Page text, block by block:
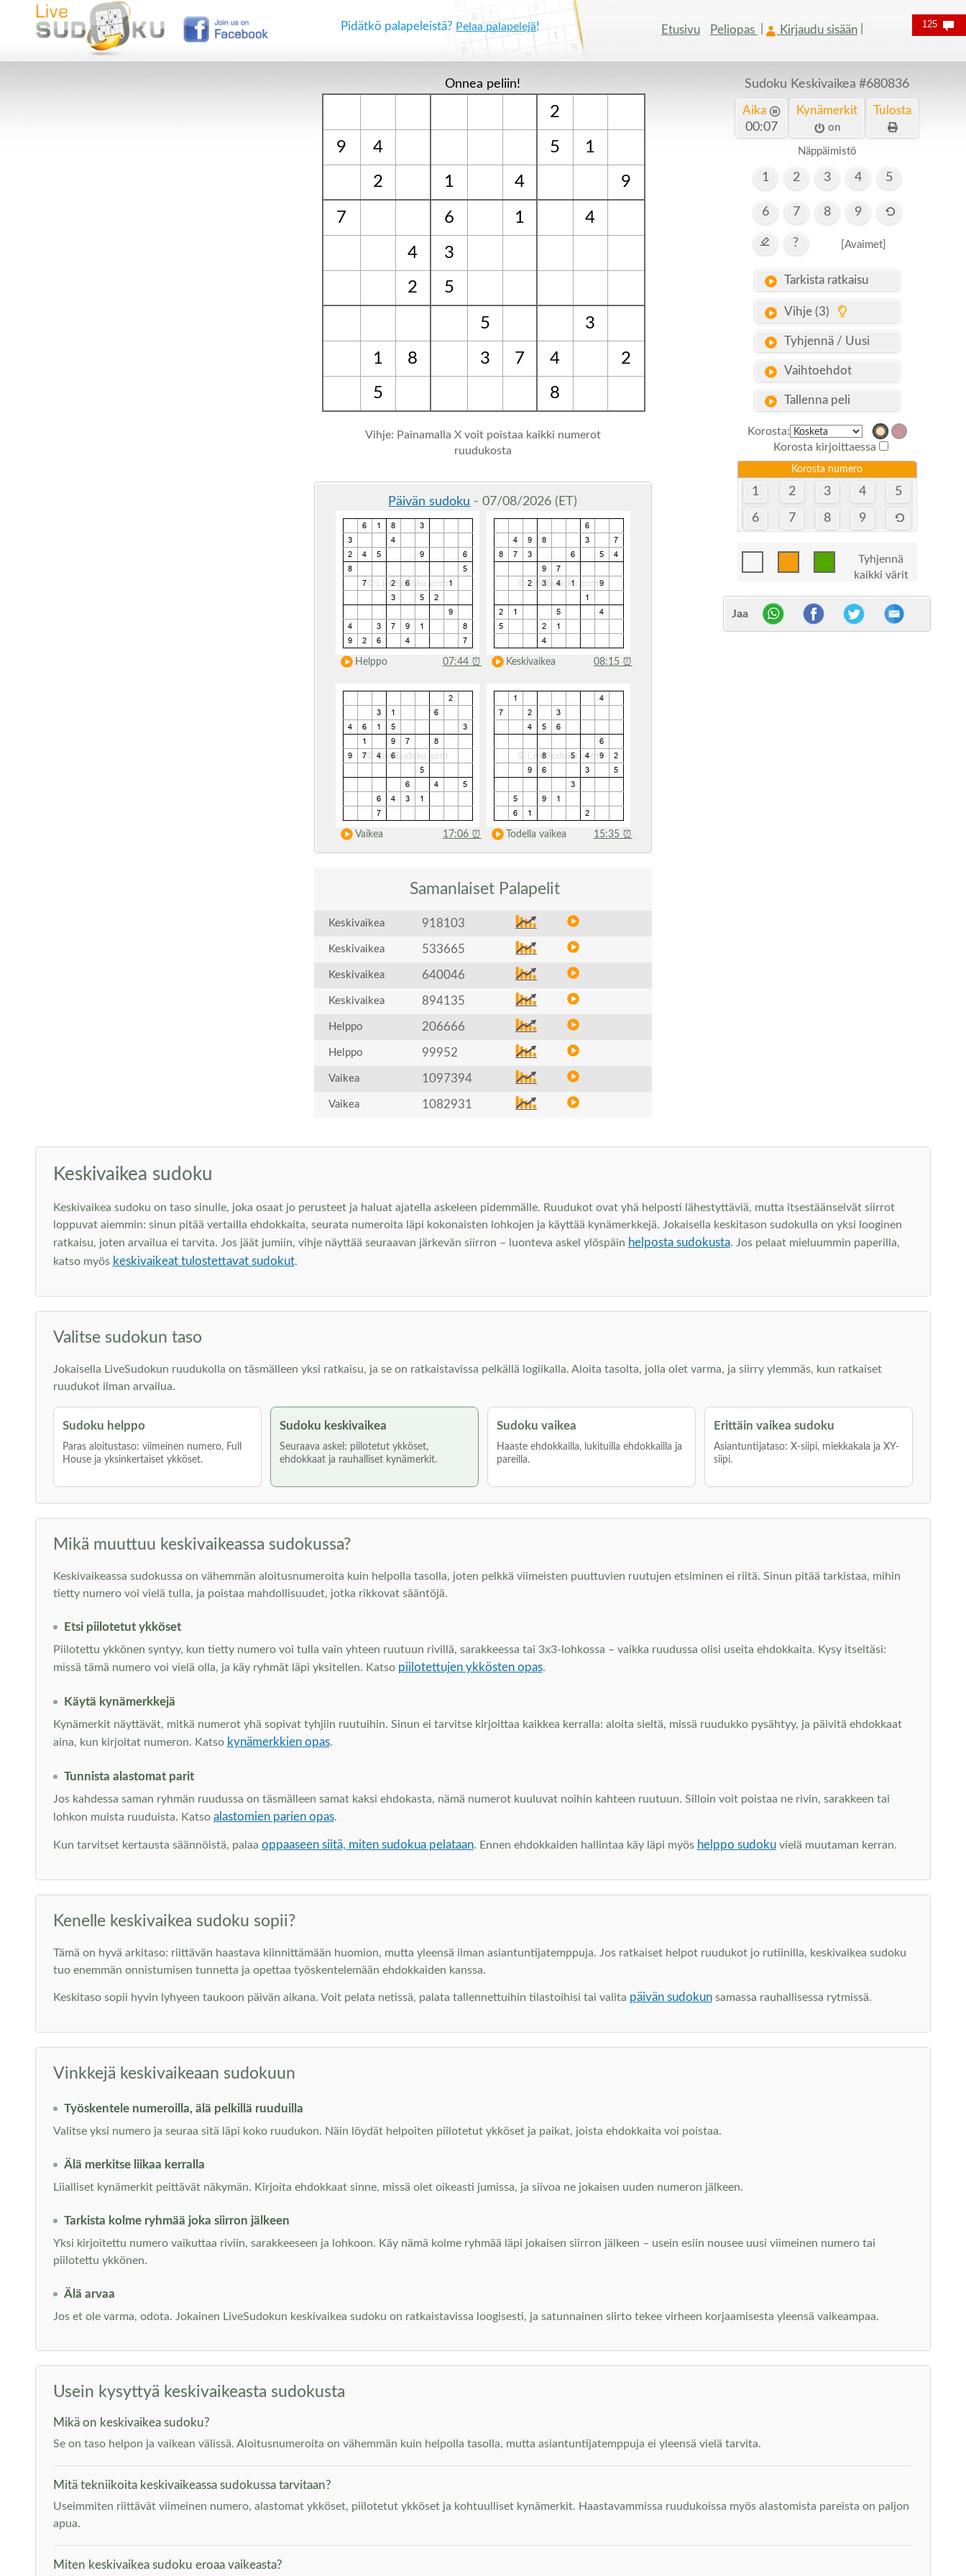
Pidätkö palapeleistä? Pelaa palapelejä! Etusivu Peliopas Kirjaudu sisään
Onnea peliin!
2
9 4 5
1
2
1 4 9
7 6 1 4
4
3
2
5
5 3
1 8 3 7 4
2
5
8
Vihje: Painamalla X voit poistaa kaikki numerot
ruudukosta
Päivän sudoku - 07/08/2026 (ET)
Helppo 07:44 ⏰ Keskivaikea 08:15 ⏰
Vaikea 17:06 ⏰ Todella vaikea 15:35 ⏰
Samanlaiset Palapelit
Keskivaikea 918103
Keskivaikea 533665
Keskivaikea 640046
Keskivaikea 894135
Helppo 206666
Helppo 99952
Vaikea 1097394
Vaikea 1082931
Sudoku Keskivaikea #680836
Aika
00:08
Kynämerkit
on
Tulosta
Näppäimistö
1 2 3 4 5
6 7 8 9
? [Avaimet]
Tarkista ratkaisu
Vihje (3)
Tyhjennä / Uusi
Vaihtoehdot
Tallenna peli
Korosta:
Korosta kirjoittaessa
Korosta numero
1 2 3 4 5
6 7 8 9
Tyhjennä
kaikki värit
Jaa
Keskivaikea sudoku
Keskivaikea sudoku on taso sinulle, joka osaat jo perusteet ja haluat ajatella askeleen pidemmälle. Ruudukot ovat yhä helposti lähestyttäviä, mutta itsestäänselvät siirrot
loppuvat aiemmin: sinun pitää vertailla ehdokkaita, seurata numeroita läpi kokonaisten lohkojen ja käyttää kynämerkkejä. Jokaisella keskitason sudokulla on yksi looginen
ratkaisu, joten arvailua ei tarvita. Jos jäät jumiin, vihje näyttää seuraavan järkevän siirron – luonteva askel ylöspäin helposta sudokusta. Jos pelaat mieluummin paperilla,
katso myös keskivaikeat tulostettavat sudokut.
Valitse sudokun taso
Jokaisella LiveSudokun ruudukolla on täsmälleen yksi ratkaisu, ja se on ratkaistavissa pelkällä logiikalla. Aloita tasolta, jolla olet varma, ja siirry ylemmäs, kun ratkaiset
ruudukot ilman arvailua.
Sudoku helppo
Paras aloitustaso: viimeinen numero, Full
House ja yksinkertaiset ykköset.
Sudoku keskivaikea
Seuraava askel: piilotetut ykköset,
ehdokkaat ja rauhalliset kynämerkit.
Sudoku vaikea
Haaste ehdokkailla, lukituilla ehdokkailla ja
pareilla.
Erittäin vaikea sudoku
Asiantuntijataso: X-siipi, miekkakala ja XY-
siipi.
Mikä muuttuu keskivaikeassa sudokussa?
Keskivaikeassa sudokussa on vähemmän aloitusnumeroita kuin helpolla tasolla, joten pelkkä viimeisten puuttuvien ruutujen etsiminen ei riitä. Sinun pitää tarkistaa, mihin
tietty numero voi vielä tulla, ja poistaa mahdollisuudet, jotka rikkovat sääntöjä.
Etsi piilotetut ykköset
Piilotettu ykkönen syntyy, kun tietty numero voi tulla vain yhteen ruutuun rivillä, sarakkeessa tai 3x3-lohkossa – vaikka ruudussa olisi useita ehdokkaita. Kysy itseltäsi:
missä tämä numero voi vielä olla, ja käy ryhmät läpi yksitellen. Katso piilotettujen ykkösten opas.
Käytä kynämerkkejä
Kynämerkit näyttävät, mitkä numerot yhä sopivat tyhjiin ruutuihin. Sinun ei tarvitse kirjoittaa kaikkea kerralla: aloita sieltä, missä ruudukko pysähtyy, ja päivitä ehdokkaat
aina, kun kirjoitat numeron. Katso kynämerkkien opas.
Tunnista alastomat parit
Jos kahdessa saman ryhmän ruudussa on täsmälleen samat kaksi ehdokasta, nämä numerot kuuluvat noihin kahteen ruutuun. Silloin voit poistaa ne rivin, sarakkeen tai
lohkon muista ruuduista. Katso alastomien parien opas.
Kun tarvitset kertausta säännöistä, palaa oppaaseen siitä, miten sudokua pelataan. Ennen ehdokkaiden hallintaa käy läpi myös helppo sudokuvielä muutaman kerran.
Kenelle keskivaikea sudoku sopii?
Tämä on hyvä arkitaso: riittävän haastava kiinnittämään huomion, mutta yleensä ilman asiantuntijatemppuja. Jos ratkaiset helpot ruudukot jo rutiinilla, keskivaikea sudoku
tuo enemmän onnistumisen tunnetta ja opettaa työskentelemään ehdokkaiden kanssa.
Keskitaso sopii hyvin lyhyeen taukoon päivän aikana. Voit pelata netissä, palata tallennettuihin tilastoihisi tai valita päivän sudokunsamassa rauhallisessa rytmissä.
Vinkkejä keskivaikeaan sudokuun
Työskentele numeroilla, älä pelkillä ruuduilla
Valitse yksi numero ja seuraa sitä läpi koko ruudukon. Näin löydät helpoiten piilotetut ykköset ja paikat, joista ehdokkaita voi poistaa.
Älä merkitse liikaa kerralla
Liialliset kynämerkit peittävät näkymän. Kirjoita ehdokkaat sinne, missä olet oikeasti jumissa, ja siivoa ne jokaisen uuden numeron jälkeen.
Tarkista kolme ryhmää joka siirron jälkeen
Yksi kirjoitettu numero vaikuttaa riviin, sarakkeeseen ja lohkoon. Käy nämä kolme ryhmää läpi jokaisen siirron jälkeen – usein esiin nousee uusi viimeinen numero tai
piilotettu ykkönen.
Älä arvaa
Jos et ole varma, odota. Jokainen LiveSudokun keskivaikea sudoku on ratkaistavissa loogisesti, ja satunnainen siirto tekee virheen korjaamisesta yleensä vaikeampaa.
Usein kysyttyä keskivaikeasta sudokusta
Mikä on keskivaikea sudoku?
Se on taso helpon ja vaikean välissä. Aloitusnumeroita on vähemmän kuin helpolla tasolla, mutta asiantuntijatemppuja ei yleensä vielä tarvita.
Mitä tekniikoita keskivaikeassa sudokussa tarvitaan?
Useimmiten riittävät viimeinen numero, alastomat ykköset, piilotetut ykköset ja kohtuulliset kynämerkit. Haastavammissa ruudukoissa myös alastomista pareista on paljon
apua.
Miten keskivaikea sudoku eroaa vaikeasta?
125